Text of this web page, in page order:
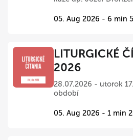
05. Aug 2026 - 6 min
LITURGICKÉ
2026
28.07.2026 - utorok
období
05. Aug 2026 - 1 min